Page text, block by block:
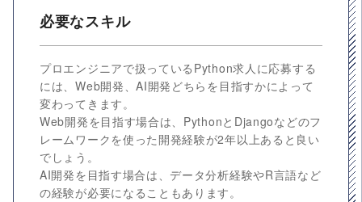
必要なスキル
プロエンジニアで扱っているPython求人に応募する
には、Web開発、AI開発どちらを目指すかによって
変わってきます。
Web開発を目指す場合は、PythonとDjangoなどのフ
レームワークを使った開発経験が2年以上あると良い
でしょう。
AI開発を目指す場合は、データ分析経験やR言語など
の経験が必要になることもあります。